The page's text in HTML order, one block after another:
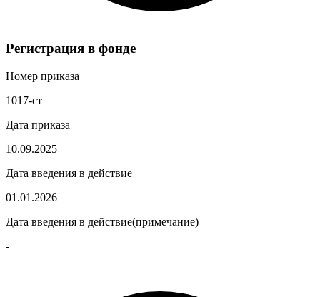
Регистрация в фонде
Номер приказа
1017-ст
Дата приказа
10.09.2025
Дата введения в действие
01.01.2026
Дата введения в действие(примечание)
-